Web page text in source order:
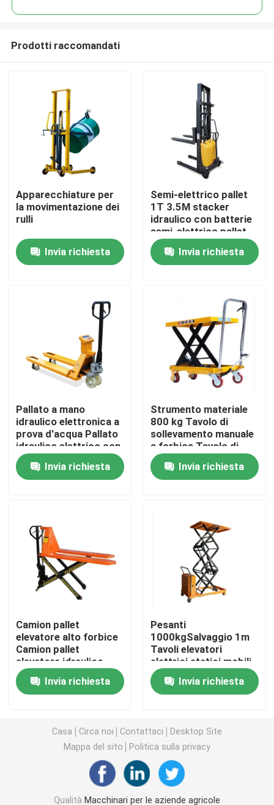
Casa
Prodotti
Su di noi
Controllo Qualità
Contattaci
Notizie
Casi
Macchine per la logistica
Macchine per apparecchiature di pulizia
Macchine per imballaggio industriale
Macchine per la costruzione
Prodotti per la sicurezza stradale
Cuscinetti a rulli sferici
Prodotti raccomandati
Apparecchiature per
la movimentazione dei
rulli
Invia richiesta
Semi-elettrico pallet
1T 3.5M stacker
idraulico con batterie
semi-elettrico pallet
stacker
Invia richiesta
Pallato a mano
idraulico elettronica a
prova d'acqua Pallato
idraulico elettrico con
carrello elevatore
elettrico semplice
Invia richiesta
Strumento materiale
800 kg Tavolo di
sollevamento manuale
a forbice Tavolo di
sollevamento a
piattaforma idraulica
Invia richiesta
Camion pallet
elevatore alto forbice
Camion pallet
elevatore idraulico
1000kg 1500kg
Camion pallet jack a
mano
Invia richiesta
Pesanti
1000kgSalvaggio 1m
Tavoli elevatori
elettrici statici mobili
automatici Portable
Scissor Lift Table
Trolley
Invia richiesta
Casa Circa noi Contattaci
Desktop Site
Mappa del sito
Politica sulla privacy
Qualità Macchinari per le aziende agricole